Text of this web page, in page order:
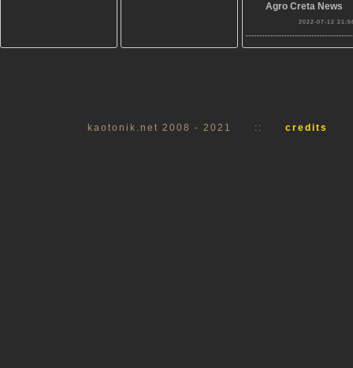
Agro Creta News
2022-07-12
kaotonik.net 2008 - 2021 :: credits